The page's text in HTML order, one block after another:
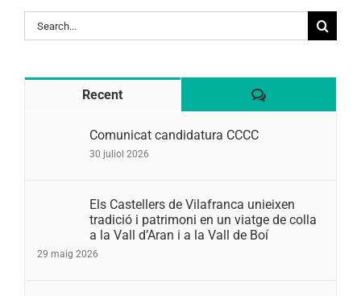
Search
for:
Recent Comentaris
Comunicat candidatura CCCC
30 juliol 2026
Els Castellers de Vilafranca unieixen
tradició i patrimoni en un viatge de colla
a la Vall d’Aran i a la Vall de Boí
29 maig 2026